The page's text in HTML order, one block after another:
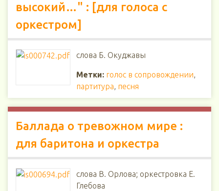
высокий…" : [для голоса с
оркестром]
слова Б. Окуджавы
Метки: голос в сопровождении,
партитура, песня
Баллада о тревожном мире :
для баритона и оркестра
слова В. Орлова; оркестровка Е.
Глебова